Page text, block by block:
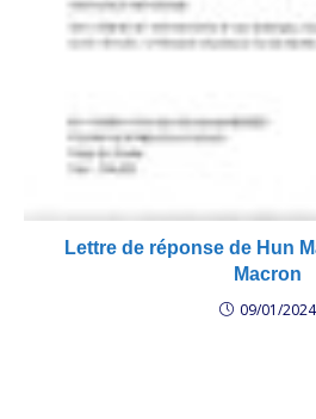
Lettre de réponse de Hun
Macron
09/01/2024